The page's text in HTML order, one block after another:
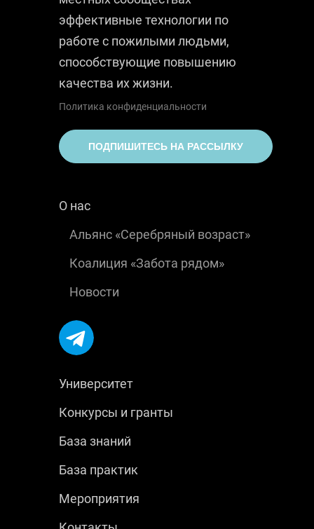
эффективные технологии по
работе с пожилыми людьми,
способствующие повышению
качества их жизни.
Политика конфиденциальности
ПОДПИШИТЕСЬ НА РАССЫЛКУ
О нас
Альянс «Серебряный возраст»
Коалиция «Забота рядом»
Новости
Университет
Конкурсы и гранты
База знаний
База практик
Мероприятия